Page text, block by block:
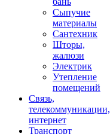
Сыпучие
материалы
Сантехник
Шторы,
жалюзи
Электрик
Утепление
помещений
Связь,
телекоммуникации,
интернет
Транспорт